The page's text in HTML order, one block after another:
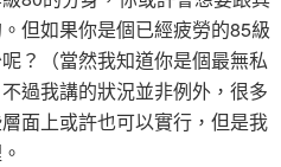
但如果你是個已經疲勞的85級
？（當然我知道你是個最無私
過我講的狀況並非例外，很多
面上或許也可以實行，但是我